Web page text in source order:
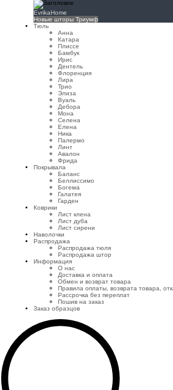
EvrikaHome
Новые шторы Триумф
Тюль
Анна
Катара
Плиссе
Бамбук
Ирис
Дентель
Флоренция
Лира
Трио
Элиза
Вуаль
Дебора
Мона
Селена
Елена
Ника
Палермо
Линт
Авалон
Фрида
Покрывала
Баланс
Беллиссимо
Богема
Галатея
Гарден
Коврики
Лист клена
Лист дуба
Лист сирени
Наволочки
Распродажа
Распродажа тюля
Распродажа штор
Информация
О нас
Доставка и оплата
Обмен и возврат товара
Правила оплаты, возврата товара,
Рассрочка без переплат
Пошив на заказ
Заказ образцов